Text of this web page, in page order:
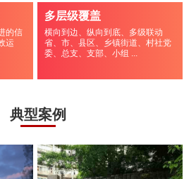
的信
运
多层级覆盖
横向到边、纵向到底、多级联动
省、市、县区、乡镇街道、村社党
委、总支、支部、小组 ...
典型案例